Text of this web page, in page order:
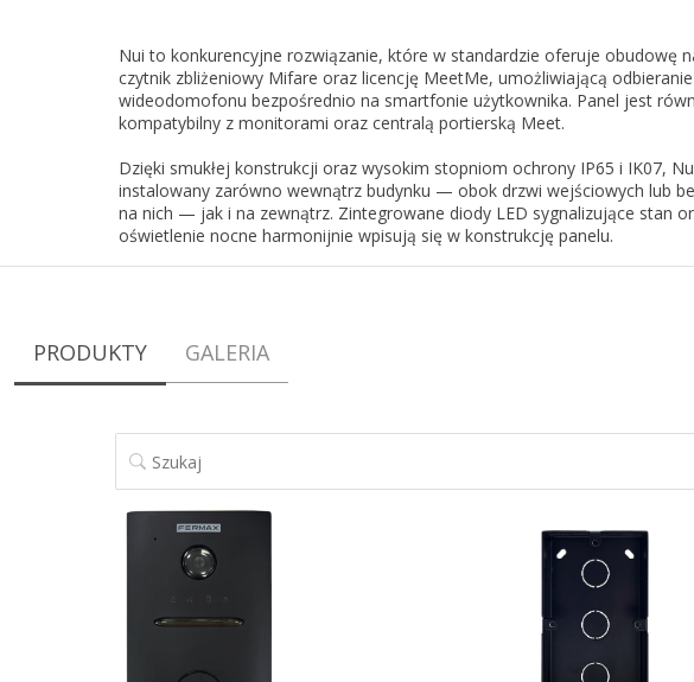
Nui to konkurencyjne rozwiązanie, które w standardzie oferuje obudowę
czytnik zbliżeniowy Mifare oraz licencję MeetMe, umożliwiającą
wideodomofonu bezpośrednio na smartfonie użytkownika. Panel jest
kompatybilny z monitorami oraz centralą portierską Meet.
Dzięki smukłej konstrukcji oraz wysokim stopniom ochrony IP65 i IK07,
instalowany zarówno wewnątrz budynku — obok drzwi wejściowych lub
na nich — jak i na zewnątrz. Zintegrowane diody LED sygnalizujące stan
oświetlenie nocne harmonijnie wpisują się w konstrukcję panelu.
PRODUKTY GALERIA
SZUKAJ